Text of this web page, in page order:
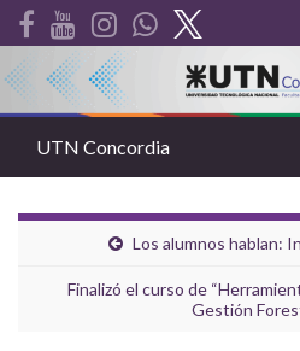
UTN Concordia
Los alumnos hablan:
Finalizó el curso de
Gestión